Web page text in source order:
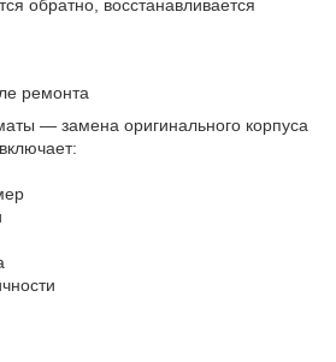
обратно, восстанавливается
ремонта
— замена оригинального корпуса